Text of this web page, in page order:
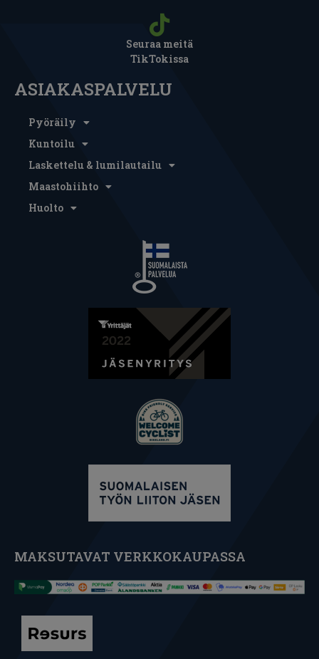
Seuraa meitä
TikTokissa
ASIAKASPALVELU
Pyöräily
Kuntoilu
Laskettelu & lumilautailu
Maastohiihto
Huolto
MAKSUTAVAT VERKKOKAUPASSA